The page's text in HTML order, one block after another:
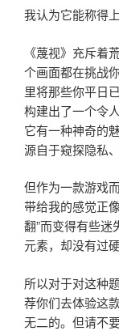
我认为它能称得
《蔑视》充斥着
个画面都在挑战
里将那些你平日
构建出了一个令
它有一种神奇的
源自于窥探隐私
但作为一款游戏
带给我的感觉正
翻”而变得有些迷
元素，却没有过
所以对于对这种
荐你们去体验这
无二的。但请不